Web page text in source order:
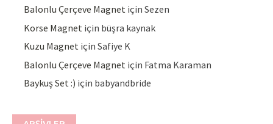
Balonlu Çerçeve Magnet içinSezen
Korse Magnet için büşra kaynak
Kuzu Magnet içinSafiye K
Balonlu Çerçeve Magnet için Fatma Karaman
Baykuş Set :) için babyandbride